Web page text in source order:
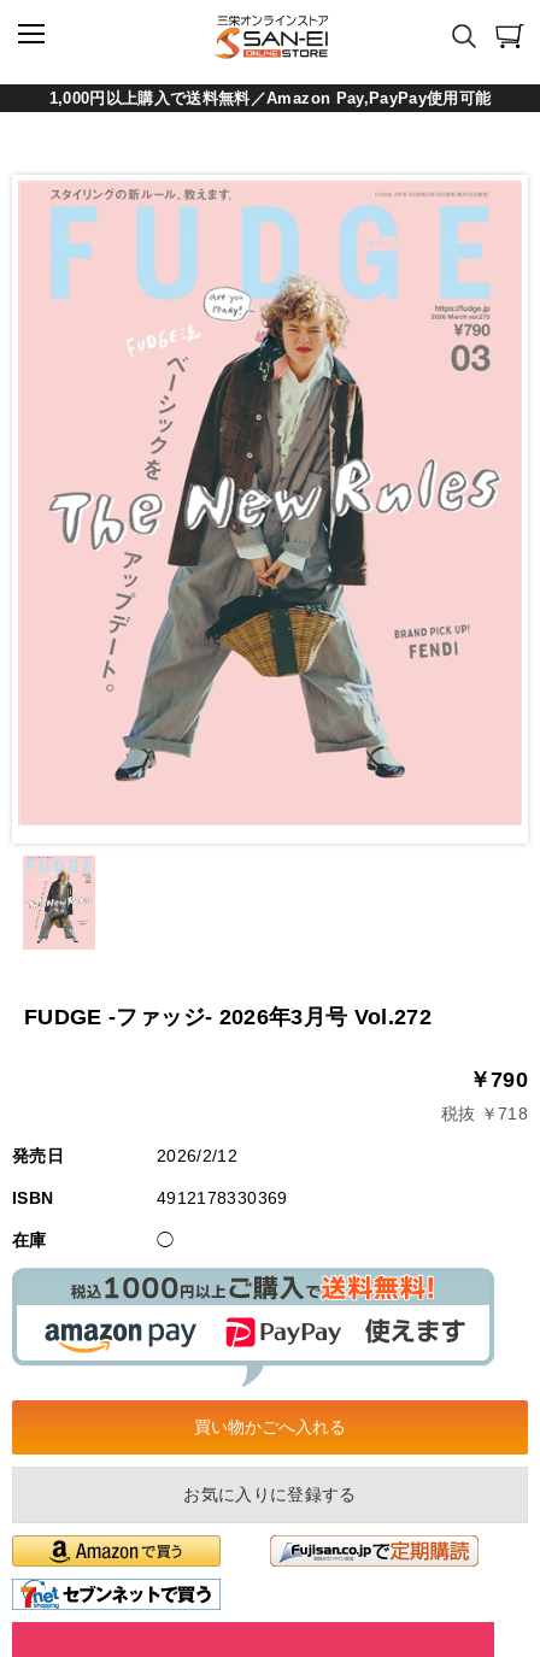
1,000円以上購入で送料無料／Amazon Pay,PayPay使用可能
FUDGE -ファッジ- 2026年3月号 Vol.272
￥790
税抜 ￥718
発売日 2026/2/12
ISBN 4912178330369
在庫 ◯
お気に入りに登録する